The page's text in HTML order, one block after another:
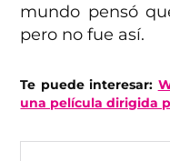
mundo pensó
pero no fue así.
Te puede interesar:
una película dirigida